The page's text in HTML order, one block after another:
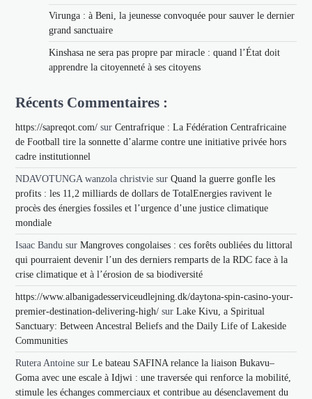
Virunga : à Beni, la jeunesse convoquée pour sauver le dernier
grand sanctuaire
Kinshasa ne sera pas propre par miracle : quand l’État doit
apprendre la citoyenneté à ses citoyens
Récents Commentaires :
https://sapreqot.com/ surCentrafrique : La Fédération Centrafricaine
de Football tire la sonnette d’alarme contre une initiative privée hors
cadre institutionnel
NDAVOTUNGA wanzola christvie surQuand la guerre gonfle les
profits : les 11,2 milliards de dollars de TotalEnergies ravivent le
procès des énergies fossiles et l’urgence d’une justice climatique
mondiale
Isaac Bandu surMangroves congolaises : ces forêts oubliées du littoral
qui pourraient devenir l’un des derniers remparts de la RDC face à la
crise climatique et à l’érosion de sa biodiversité
https://www.albanigadesserviceudlejning.dk/daytona-spin-casino-your-
premier-destination-delivering-high/ surLake Kivu, a Spiritual
Sanctuary: Between Ancestral Beliefs and the Daily Life of Lakeside
Communities
Rutera Antoine surLe bateau SAFINA relance la liaison Bukavu–
Goma avec une escale à Idjwi : une traversée qui renforce la mobilité,
stimule les échanges commerciaux et contribue au désenclavement du